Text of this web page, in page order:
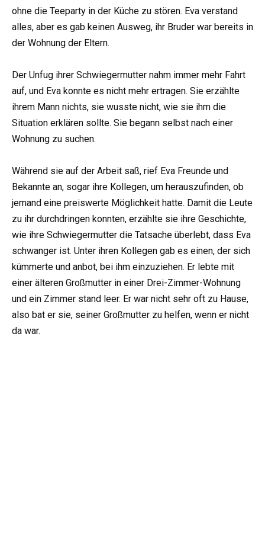
ohne die Teeparty in der Küche zu stören. Eva verstand
alles, aber es gab keinen Ausweg, ihr Bruder war bereits in
der Wohnung der Eltern.
Der Unfug ihrer Schwiegermutter nahm immer mehr Fahrt
auf, und Eva konnte es nicht mehr ertragen. Sie erzählte
ihrem Mann nichts, sie wusste nicht, wie sie ihm die
Situation erklären sollte. Sie begann selbst nach einer
Wohnung zu suchen.
Während sie auf der Arbeit saß, rief Eva Freunde und
Bekannte an, sogar ihre Kollegen, um herauszufinden, ob
jemand eine preiswerte Möglichkeit hatte. Damit die Leute
zu ihr durchdringen konnten, erzählte sie ihre Geschichte,
wie ihre Schwiegermutter die Tatsache überlebt, dass Eva
schwanger ist. Unter ihren Kollegen gab es einen, der sich
kümmerte und anbot, bei ihm einzuziehen. Er lebte mit
einer älteren Großmutter in einer Drei-Zimmer-Wohnung
und ein Zimmer stand leer. Er war nicht sehr oft zu Hause,
also bat er sie, seiner Großmutter zu helfen, wenn er nicht
da war.